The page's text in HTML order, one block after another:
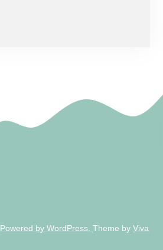
Powered by WordPress.Theme byViva